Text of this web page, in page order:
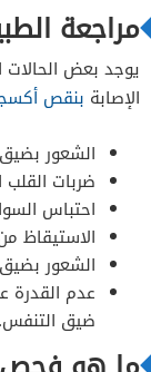
مراجعة
يوجد بعض
الإصابة بنقص
الشعور
ضربات
احتباس
الاستيقاظ
الشعور
عدم القدرة
ضيق التنفس.